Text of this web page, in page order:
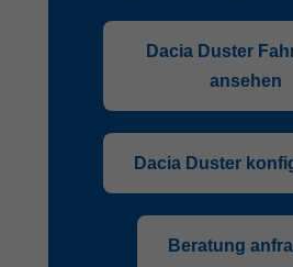
Dacia Duster
ansehen
Dacia Duster
Beratung